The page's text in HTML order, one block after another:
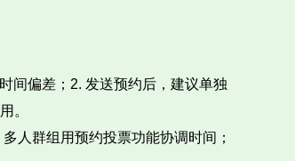
间偏差；2. 发送预约后，建议单独
。
人群组用预约投票功能协调时间；